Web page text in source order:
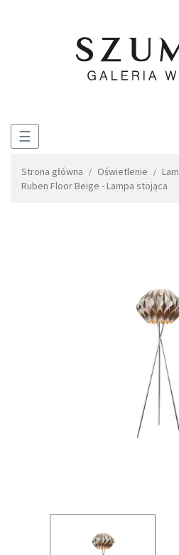
Toggle
☰
Strona główna Oświetlenie
Ruben Floor Beige - Lampa stojąca